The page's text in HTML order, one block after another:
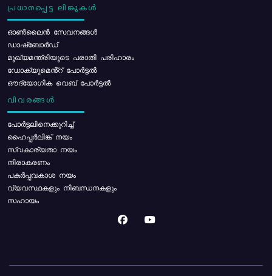
പ്രധാനപ്പെട്ട ലിങ്കുകൾ
ഓൺലൈൻ സേവനങ്ങൾ
ഡാഷ്ബോർഡ്
മുഖ്യമന്ത്രിയുടെ പരാതി പരിഹാരം
ഡോക്യുമെൻ്റ് പോർട്ടൽ
ഔദ്യോഗിക വെബ് പോർട്ടൽ
വിവരങ്ങൾ
പോര്‍ട്ടലിനെക്കുറിച്ച്
ഹൈപ്പർലിങ്ക് നയം
സ്വകാര്യതാ നയം
നിരാകരണം
പകർപ്പവകാശ നയം
വ്യവസ്ഥകളും നിബന്ധനകളും
സഹായം